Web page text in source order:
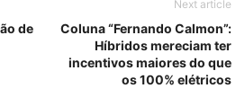
de
Next article
Coluna “Fernando Calmon”:
Híbridos mereciam ter
incentivos maiores do que
os 100% elétricos